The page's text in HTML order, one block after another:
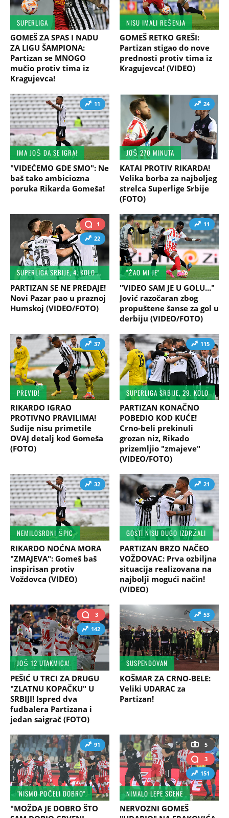
SUPERLIGA
GOMEŠ ZA SPAS I NADU
ZA LIGU ŠAMPIONA:
Partizan se MNOGO
mučio protiv tima iz
Kragujevca!
NISU IMALI REŠENJA
GOMEŠ RETKO GREŠI:
Partizan stigao do nove
prednosti protiv tima iz
Kragujevca! (VIDEO)
11
IMA JOŠ DA SE IGRA!
"VIDEĆEMO GDE SMO": Ne
baš tako ambiciozna
poruka Rikarda Gomeša!
24
JOŠ 270 MINUTA
KATAI PROTIV RIKARDA!
Velika borba za najboljeg
strelca Superlige Srbije
(FOTO)
1
22
SUPERLIGA SRBIJE, 4. KOLO PLEJ-OFA
PARTIZAN SE NE PREDAJE!
Novi Pazar pao u praznoj
Humskoj (VIDEO/FOTO)
11
"ŽAO MI JE"
"VIDEO SAM JE U GOLU..."
Jović razočaran zbog
propuštene šanse za gol u
derbiju (VIDEO/FOTO)
37
PREVID!
RIKARDO IGRAO
PROTIVNO PRAVILIMA!
Sudije nisu primetile
OVAJ detalj kod Gomeša
(FOTO)
115
SUPERLIGA SRBIJE, 29. KOLO
PARTIZAN KONAČNO
POBEDIO KOD KUĆE!
Crno-beli prekinuli
grozan niz, Rikado
prizemljio "zmajeve"
(VIDEO/FOTO)
32
NEMILOSRDNI ŠPIC
RIKARDO NOĆNA MORA
"ZMAJEVA": Gomeš baš
inspirisan protiv
Voždovca (VIDEO)
21
GOSTI NISU DUGO IZDRŽALI
PARTIZAN BRZO NAČEO
VOŽDOVAC: Prva ozbiljna
situacija realizovana na
najbolji mogući način!
(VIDEO)
3
142
JOŠ 12 UTAKMICA!
PEŠIĆ U TRCI ZA DRUGU
"ZLATNU KOPAČKU" U
SRBIJI! Ispred dva
fudbalera Partizana i
jedan saigrač (FOTO)
53
SUSPENDOVAN
KOŠMAR ZA CRNO-BELE:
Veliki UDARAC za
Partizan!
91
"NISMO POČELI DOBRO"
"MOŽDA JE DOBRO ŠTO
5
3
151
NIMALO LEPE SCENE
NERVOZNI GOMEŠ